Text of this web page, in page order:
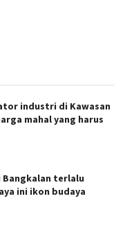
industri di Kawasan
mahal yang harus
terlalu
ini ikon budaya